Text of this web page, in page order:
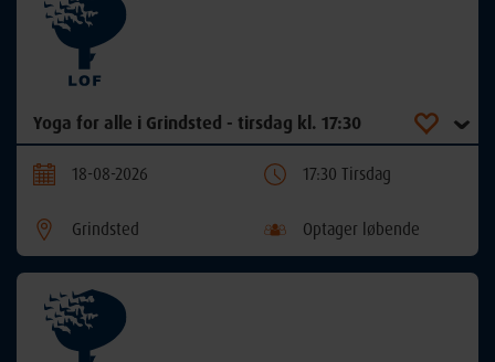
Yoga for alle i Grindsted - tirsdag kl. 17:30
18-08-2026 17:30 Tirsdag
Grindsted Optager løbende